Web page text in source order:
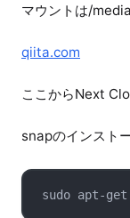
マウントは/
qiita.com
ここからNext
snapのインスト
sudo apt-